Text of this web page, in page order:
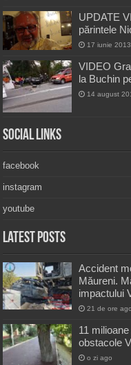
UPDATE
părintele
17 iunie 2013
VIDEO
la Buchin
14 august
Social Links
facebook
instagram
youtube
Latest Posts
Accident
Măureni.
impactului
21 de ore ago
11
obstacole
o zi ago